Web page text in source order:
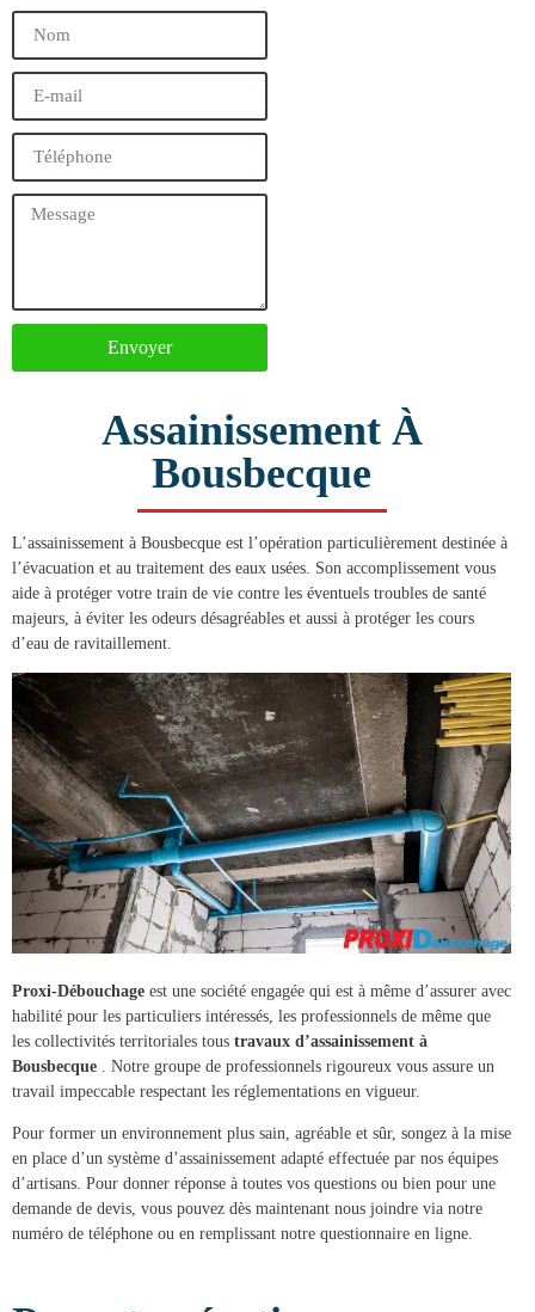
Envoyer
Assainissement À
Bousbecque
L’assainissement à Bousbecque est l’opération particulièrement destinée à
l’évacuation et au traitement des eaux usées. Son accomplissement vous
aide à protéger votre train de vie contre les éventuels troubles de santé
majeurs, à éviter les odeurs désagréables et aussi à protéger les cours
d’eau de ravitaillement.
Proxi-Débouchage est une société engagée qui est à même d’assurer avec
habilité pour les particuliers intéressés, les professionnels de même que
les collectivités territoriales tous travaux d’assainissement à
Bousbecque
. Notre groupe de professionnels rigoureux vous assure un
travail impeccable respectant les réglementations en vigueur.
Pour former un environnement plus sain, agréable et sûr, songez à la mise
en place d’un système d’assainissement adapté effectuée par nos équipes
d’artisans. Pour donner réponse à toutes vos questions ou bien pour une
demande de devis, vous pouvez dès maintenant nous joindre via notre
numéro de téléphone ou en remplissant notre questionnaire en ligne.